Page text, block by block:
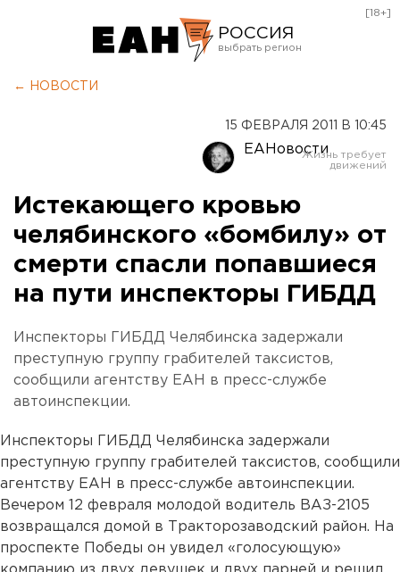
РОССИЯ
Оренбург
[18+]
← НОВОСТИ
15 ФЕВРАЛЯ 2011 В 10:45
ЕАНовости
Истекающего кровью
челябинского «бомбилу» от
смерти спасли попавшиеся
на пути инспекторы ГИБДД
Инспекторы ГИБДД Челябинска задержали
преступную группу грабителей таксистов,
сообщили агентству ЕАН в пресс-службе
автоинспекции.
Инспекторы ГИБДД Челябинска задержали
преступную группу грабителей таксистов, сообщили
агентству ЕАН в пресс-службе автоинспекции.
Вечером 12 февраля молодой водитель ВАЗ-2105
возвращался домой в Тракторозаводский район. На
проспекте Победы он увидел «голосующую»